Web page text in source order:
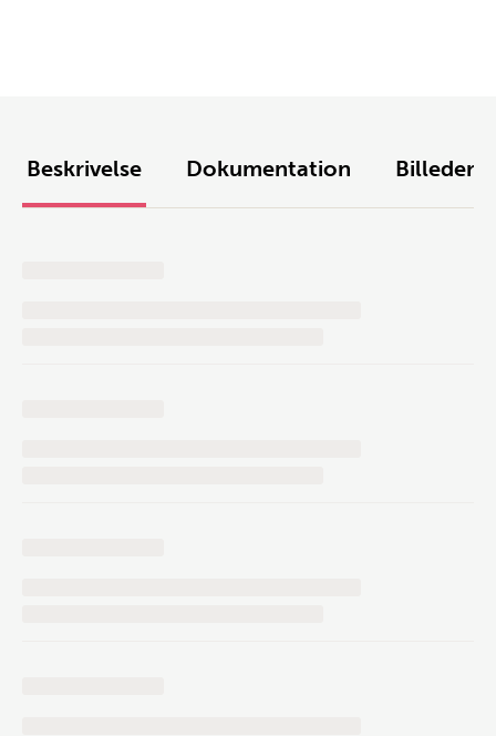
Beskrivelse Dokumentation Billeder